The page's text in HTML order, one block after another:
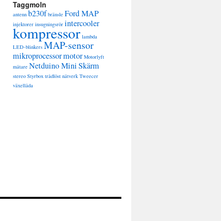
Taggmoln
antenn b230f bränsle Ford MAP
injektorer insugningsrör intercooler
kompressor lambda
LED-blinkers MAP-sensor
mikroprocessormotor Motorlyft
mätare Netduino MiniSkärm
stereo Styrbox trådlöst nätverk Tweecer
växellåda